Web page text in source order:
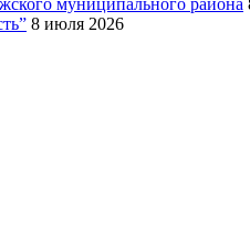
8 июля 2026